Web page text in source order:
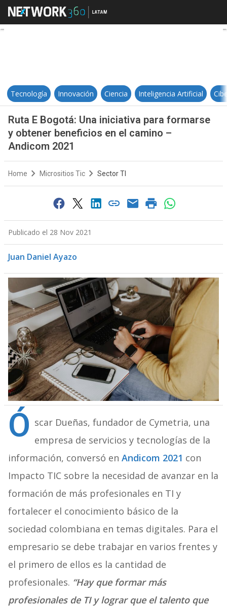
Ruta E Bogotá: Una iniciativa
Tecnología Innovación Ciencia Inteligencia Artificial
Ruta E Bogotá: Una iniciativa para formarse
y obtener beneficios en el camino –
Andicom 2021
Home Micrositios Tic Sector TI
Publicado el 28 Nov 2021
Juan Daniel Ayazo
Ó scar Dueñas, fundador de Cymetria, una
empresa de servicios y tecnologías de la
información, conversó en Andicom 2021 con
Impacto TIC sobre la necesidad de avanzar en la
formación de más profesionales en TI y
fortalecer el conocimiento básico de la
sociedad colombiana en temas digitales. Para el
empresario se debe trabajar en varios frentes y
el primero de ellos es la cantidad de
profesionales. “Hay que formar más
profesionales de TI y lograr que el talento que